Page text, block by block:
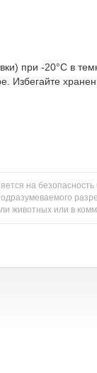
при -20°C в
Избегайте
на
животных или в